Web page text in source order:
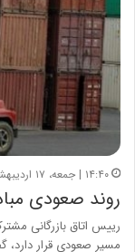
۱۴:۴۰ | جمعه، ۱۷ اردیبهشت ۱۴۰۰
روند صعودی
رییس اتاق بازرگانی
مسیر صعودی قرار دارد،